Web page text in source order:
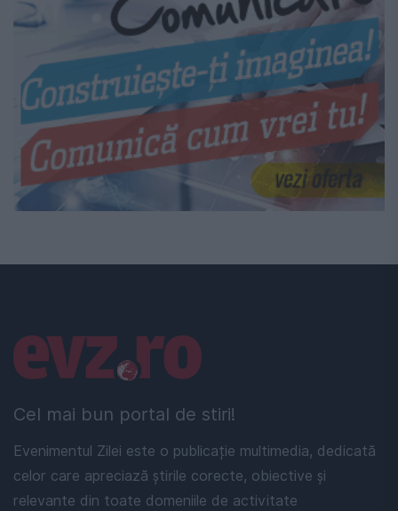
Cel mai bun portal de stiri!
Evenimentul Zilei este o publicație multimedia, dedicată
celor care apreciază știrile corecte, obiective și
relevante din toate domeniile de activitate
Linkuri utile